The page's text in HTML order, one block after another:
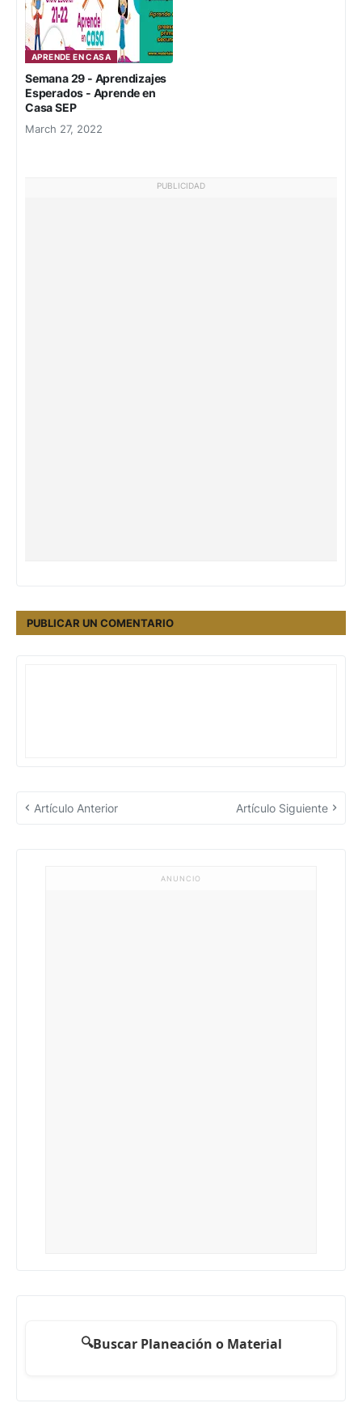
APRENDE EN CASA
Semana 29 - Aprendizajes
Esperados - Aprende en
Casa SEP
March 27, 2022
PUBLICIDAD
PUBLICAR UN COMENTARIO
Artículo Anterior Artículo Siguiente
ANUNCIO
🔍Buscar Planeación o Material